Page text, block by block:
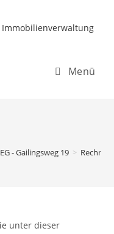
Menü
- Gailingsweg 19 >
unter dieser